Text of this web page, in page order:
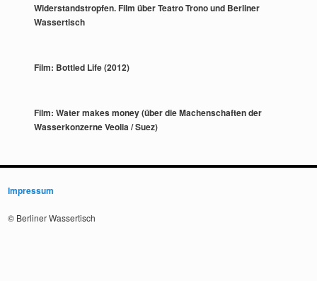
Widerstandstropfen. Film über Teatro Trono und Berliner
Wassertisch
Film: Bottled Life (2012)
Film: Water makes money (über die Machenschaften der
Wasserkonzerne Veolia / Suez)
Impressum
© Berliner Wassertisch